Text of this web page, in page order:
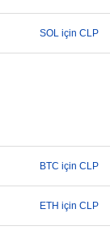
SOL için CLP
BTC için CLP
ETH için CLP